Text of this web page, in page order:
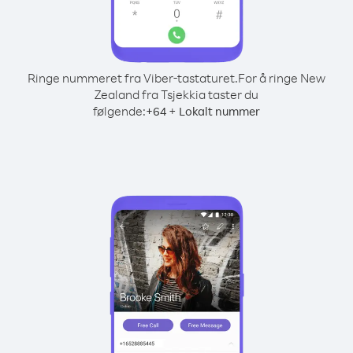
Ringe nummeret fra Viber-tastaturet.For å ringe New
Zealand fra Tsjekkia taster du
følgende:+64 + Lokalt nummer